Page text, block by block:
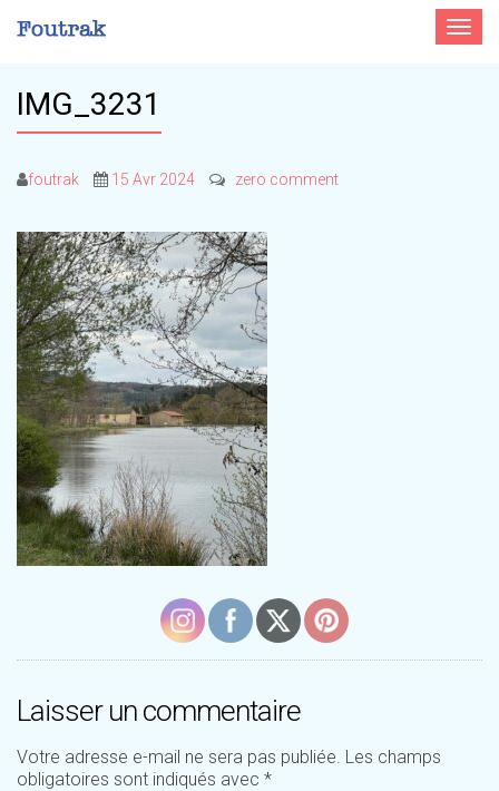
Toggle
IMG_3231
foutrak 15 Avr 2024 zero comment
Laisser un commentaire
Votre adresse e-mail ne sera pas publiée. Les champs
obligatoires sont indiqués avec *